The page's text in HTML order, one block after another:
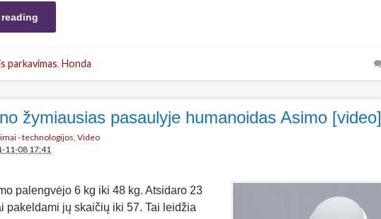
parkavimas, Honda
žymiausias pasaulyje humanoidas Asimo [video]
- technologijos, Video
11-08 17:41
palengvėjo 6 kg iki 48 kg. Atsidaro 23
pakeldami jų skaičių iki 57. Tai leidžia